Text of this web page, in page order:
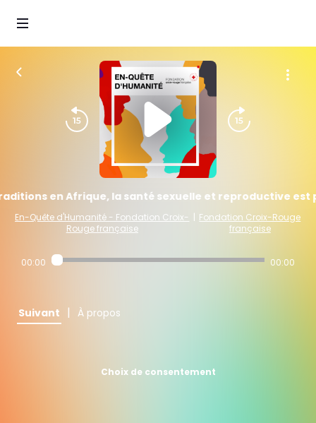
en Afrique, la santé sexuelle et reproductive est
En-Quête d'Humanité - Fondation Croix-
Rouge française
Fondation Croix-Rouge
française
00:00 00:00
Suivant | À propos
Choix de consentement